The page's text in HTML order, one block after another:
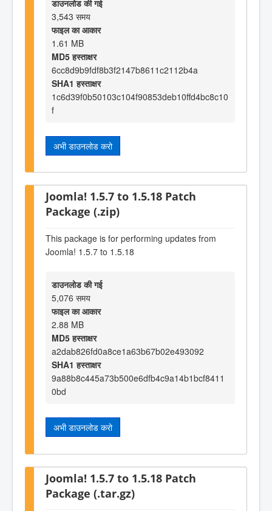
डाउनलोड की गई
3,543 समय
फाइल का आकार
1.61 MB
MD5 हस्ताक्षर
6cc8d9b9fdf8b3f2147b8611c2112b4a
SHA1 हस्ताक्षर
1c6d39f0b50103c104f90853deb10ffd4bc8c10
f
अभी डाउनलोड करो
Joomla! 1.5.7 to 1.5.18 Patch
Package (.zip)
This package is for performing updates from
Joomla! 1.5.7 to 1.5.18
डाउनलोड की गई
5,076 समय
फाइल का आकार
2.88 MB
MD5 हस्ताक्षर
a2dab826fd0a8ce1a63b67b02e493092
SHA1 हस्ताक्षर
9a88b8c445a73b500e6dfb4c9a14b1bcf8411
0bd
अभी डाउनलोड करो
Joomla! 1.5.7 to 1.5.18 Patch
Package (.tar.gz)